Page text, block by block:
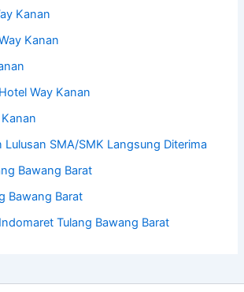
Kanan
Kanan
Way Kanan
Lulusan SMA/SMK Langsung Diterima
Bawang Barat
Bawang Barat
Tulang Bawang Barat